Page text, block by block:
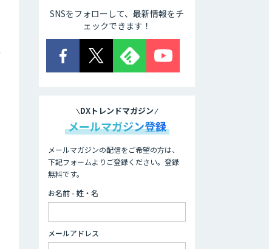
SNSをフォローして、最新情報をチ
ェックできます！
DXトレンドマガジン
メールマガジン登録
メールマガジンの配信をご希望の方は、
下記フォームよりご登録ください。登録
無料です。
お名前 - 姓・名
メールアドレス